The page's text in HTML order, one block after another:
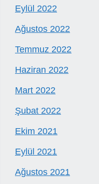
Eylül 2022
Ağustos 2022
Temmuz 2022
Haziran 2022
Mart 2022
Şubat 2022
Ekim 2021
Eylül 2021
Ağustos 2021